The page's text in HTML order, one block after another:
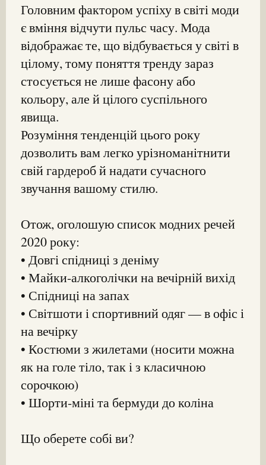
Головним фактором успіху в світі моди
є вміння відчути пульс часу. Мода
відображає те, що відбувається у світі в
цілому, тому поняття тренду зараз
стосується не лише фасону або
кольору, але й цілого суспільного
явища.
Розуміння тенденцій цього року
дозволить вам легко урізноманітнити
свій гардероб й надати сучасного
звучання вашому стилю.
Отож, оголошую список модних речей
2020 року:
• Довгі спідниці з деніму
• Майки-алкоголічки на вечірній вихід
• Спідниці на запах
• Світшоти і спортивний одяг — в офіс і
на вечірку
• Костюми з жилетами (носити можна
як на голе тіло, так і з класичною
сорочкою)
• Шорти-міні та бермуди до коліна
Що оберете собі ви?